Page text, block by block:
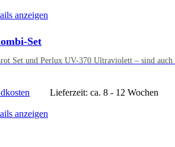
anzeigen
Set
Set und Perlux UV-370 Ultraviolett – sind
Lieferzeit: ca. 8 - 12 Wochen
anzeigen